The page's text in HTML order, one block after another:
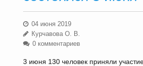
04 июня 2019
Курчавова О. В.
0 комментариев
3 июня 130 человек приняли